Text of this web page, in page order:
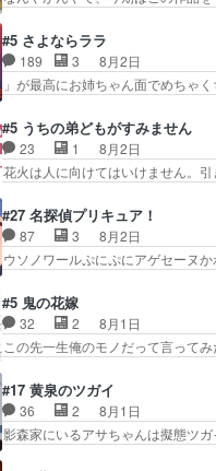
ってほしいちゃんとした別れ方
キャラモヤモヤする別れ方だ… 役
ただきました！よろしくお… 毎ク
インを好きになっちゃう…
愛すぎるな楠木ともりちゃんの
れた表情が特に多かったのが印…
きでした。あの証拠写真、ひ…
を想っているのにすれ違っ… 第
んと練習したい〟と言… 本当この
ラ」を活かすのがうま… みずかち
子の仲にヒビが………
#5 さよならララ
189 3
8月2日
」が最高にお姉ちゃん面でめち
を振り切ってみんなに謝ったラ
馴染めない辺り観ていて苦しい
んの事情はもう少し皆に話して
とで初のアルバイト。七転八倒
てケーキ食べて、帰りにカメ… ラ
てんやわんや。働いて大変… 地道
る日々の中に愛を見いだ…
#5 うちの弟どもがすみません
23 1
8月2日
花火は人に向けてはいけません
お名前を見たんだけどあの中村
んカッケー、色んな意味でwゲー
的興奮覚えてないよね？なんて
きこもりの理由感想は、久しぶ
んの距離感おかしいね(*´… 糸と
うとると言わんかい！引… ショウ
すためにゲームをする…
#27 名探偵プリキュア！
87 3
8月2日
ウソノワールぷにぷにアゲセー
取り戻し正式に探偵事務所で働
元ネタを解説して原作に誘導す
の探偵としての初事件にしてち
番組が始まったw・妖精ウソノ…
の！？クレアさん探偵すぎ… 突然
は草なんよ。んで、あん… 今回か
が探偵事務所の仲間に…
#5 鬼の花嫁
32 2
8月1日
この先一生俺のモノだって言っ
さん柚子に18年分の誕生日プレ
鬼龍院家から初めて学校に通う
ト攻撃ヤバすぎるwwwヴァイオ
プライズの、これまでの柚子ち
#17 黄泉のツガイ
36 2
8月1日
影森家にいるアサちゃんは擬態